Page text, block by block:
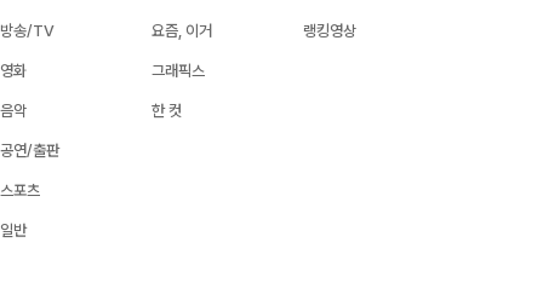
방송/TV
영화
음악
공연/출판
스포츠
일반
요즘, 이거
그래픽스
한 컷
랭킹영상